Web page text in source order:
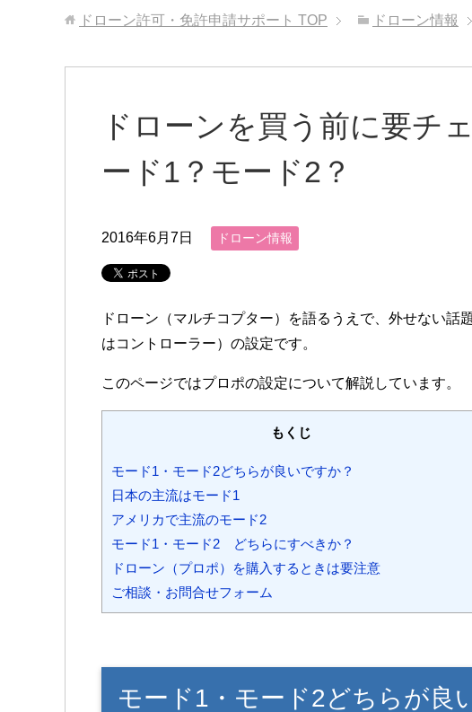
ドローン許可・免許申請サポート TOP ドローン情報
ドローンを買う前に要チ
ード1？モード2？
2016年6月7日 ドローン情報
ドローン（マルチコプター）を語るうえで、外せない話
はコントローラー）の設定です。
このページではプロポの設定について解説しています。
もくじ
モード1・モード2どちらが良いですか？
日本の主流はモード1
アメリカで主流のモード2
モード1・モード2 どちらにすべきか？
ドローン（プロポ）を購入するときは要注意
ご相談・お問合せフォーム
モード1・モード2どちらが良